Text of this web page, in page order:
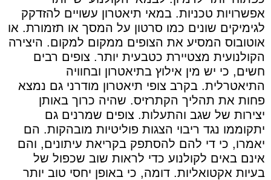
אפשרויות טכניות. במאי תיאטרון עשויים להזדקק
לגימיקים שונים כמו סרטון על המסך או תזמורת. או
אוטובוס המסיע את הצופים ממקום למקום. היצירה
הקולנועית מצטיירת כטבעית יותר. צופים רבים
חשים, כי יש מין אילוץ בתיאטרון ובחוויה
התיאטרלית. בקרב צופי תיאטרון מודרני גם נמצא
פחות את תהליך הקתרזיס. שהיה כרוך באותן
יצירות של שגב והתעלות. צופים שמרנים גם
יתקוממו נגד ריבוי הצגות פוליטיות מובהקות. הם
יאמרו, כי די להם להסתפק בקריאת עיתונים, והם
אינם באים לקולנוע כדי לראות שוב שכפול של
בעיות אקטואליות. דומה, כי באופן יחסי טוב יותר